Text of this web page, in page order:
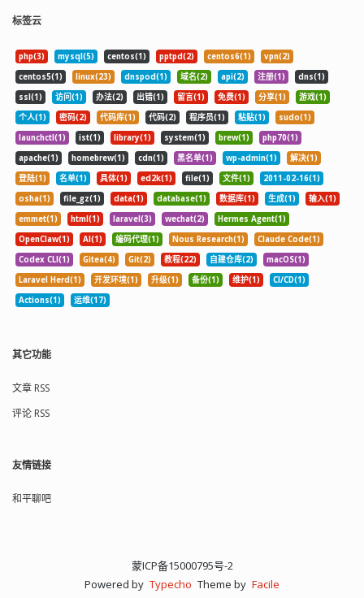
标签云
php(3) mysql(5) centos(1) pptpd(2) centos6(1)
vpn(2)
centos5(1)
linux(23) dnspod(1) 域名(2) api(2) 注册(1)
dns(1)
ssl(1)
访问(1) 办法(2) 出错(1) 留言(1) 免费(1) 分享(1)
游戏(1)
个人(1)
密码(2) 代码库(1) 代码(2) 程序员(1) 粘贴(1)
sudo(1)
launchctl(1)
ist(1) library(1) system(1) brew(1)
php70(1)
apache(1)
homebrew(1) cdn(1) 黑名单(1) wp-admin(1)
解决(1)
登陆(1)
名单(1) 具体(1) ed2k(1) file(1) 文件(1)
2011-02-16(1)
osha(1)
file_gz(1) data(1) database(1) 数据库(1) 生成(1)
输入(1)
emmet(1)
html(1) laravel(3) wechat(2)
Hermes Agent(1)
OpenClaw(1)
AI(1) 编码代理(1) Nous Research(1)
Claude Code(1)
Codex CLI(1)
Gitea(4) Git(2) 教程(22) 自建仓库(2)
macOS(1)
Laravel Herd(1)
开发环境(1) 升级(1) 备份(1) 维护(1)
CI/CD(1)
Actions(1)
运维(17)
其它功能
文章 RSS
评论 RSS
友情链接
和平聊吧
蒙ICP备15000795号-2
Powered by Typecho Theme by Facile